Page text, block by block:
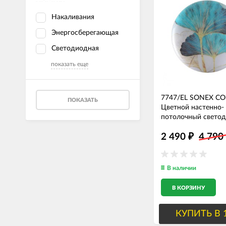
Накаливания
Энергосберегающая
Светодиодная
показать еще
ПОКАЗАТЬ
7747/EL SONEX
Цветной настенно-
потолочный
IP43, с пультом
2 490 ₽ 4 790
В наличии
В КОРЗИНУ
КУПИТЬ В